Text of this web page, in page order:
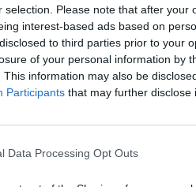
selection. Please note that after your
interest-based ads based on
to third parties prior to your
of your personal information by
This information may also be
Participants that may further disclose
Data Processing Opt Outs
σύρραξης χωρίς έγκριση του
τις αμερικανικές (ένοπλες)
America Great Again, «ας
είμαστε έθνος που διχάζεται στη
του Ισραήλ κι αυτούς
μήνες πριν από τις ενδιάμεσες
μορφές και μερίδα της
σχέδια ψηφισμάτων για να